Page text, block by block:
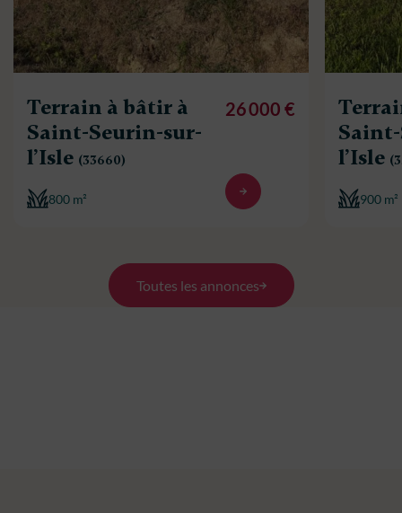
Terrain à bâtir à
Saint-Seurin-sur-
l’Isle (33660)
800 m²
26 000 €
l’Isle
900 m²
Toutes les annonces